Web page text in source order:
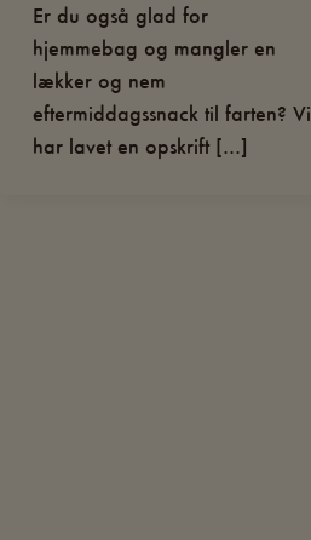
Er du også glad for
hjemmebag og mangler en
lækker og nem
eftermiddagssnack til farten? Vi
har lavet en opskrift […]